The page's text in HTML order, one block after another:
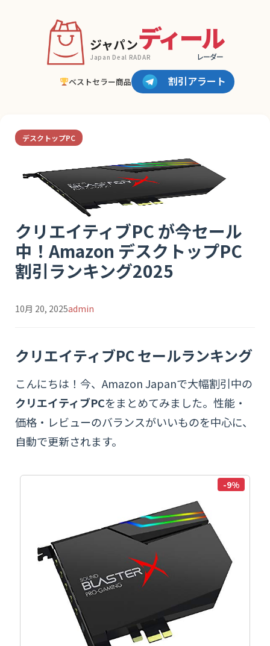
ジャパンディール
Japan Deal RADAR レーダー
ベストセラー商品 割引アラート
デスクトップPC
クリエイティブPC が今セール
中！Amazon デスクトップPC
割引ランキング2025
10月 20, 2025admin
クリエイティブPC セールランキング
こんにちは！今、Amazon Japanで大幅割引中の
クリエイティブPCをまとめてみました。性能・
価格・レビューのバランスがいいものを中心に、
自動で更新されます。
-9%